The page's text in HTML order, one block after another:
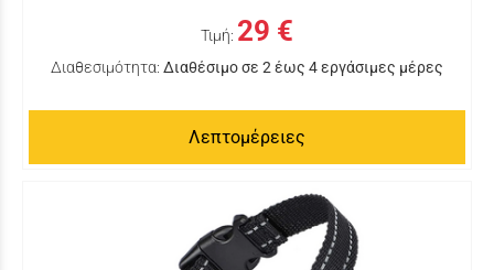
Τιμή: 29 €
Διαθεσιμότητα: Διαθέσιμο σε 2 έως 4 εργάσιμες μέρες
Λεπτομέρειες